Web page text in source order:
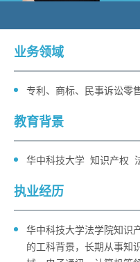
业务领域
专利、商标、民事诉讼零
教育背景
华中科技大学 知识产权
执业经历
华中科技大学法学院知识
的工科背景，长期从事知